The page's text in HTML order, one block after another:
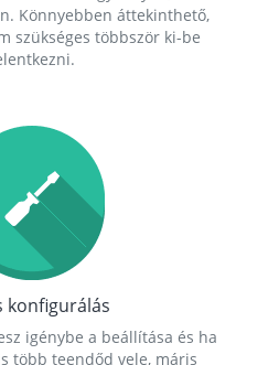
Könnyebben áttekinthető,
szükséges többször ki-be
konfigurálás
igénybe a beállítása és ha
több teendőd vele, máris